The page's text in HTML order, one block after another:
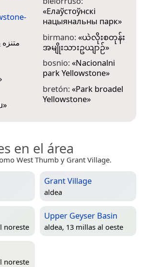
»
«Елаўстоўнскі
нацыянальны парк»
birmano:«ယဲလိုးစတုန်း
အမျိုးသားဥယျာဉ်»
bosnio:«Nacionalni
park Yellowstone»
bretón:«Park broadel
Yellowstone»
en el área
West Thumb y Grant Village.
Grant Village
aldea
noreste
Upper Geyser Basin
aldea, 13 millas al oeste
noreste